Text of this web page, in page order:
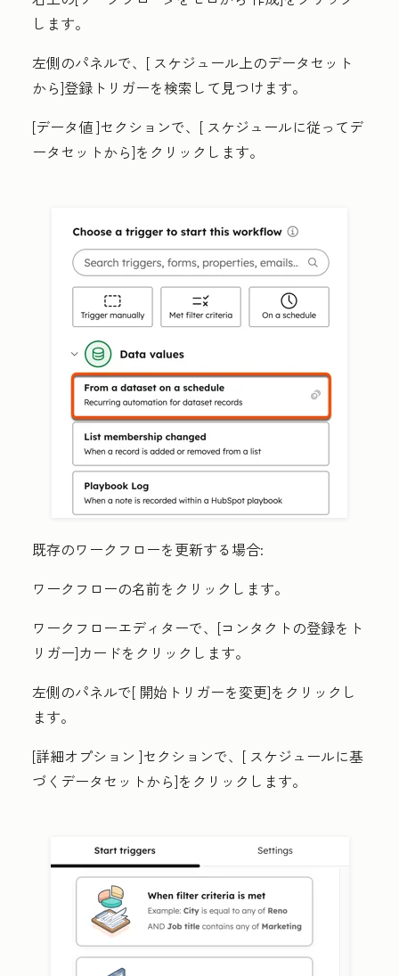
します。
左側のパネルで、[ スケジュール上のデータセット
から]登録トリガーを検索して見つけます。
[データ値]セクションで、[ スケジュールに従ってデ
ータセットから]をクリックします。
既存のワークフローを更新する場合:
ワークフローの名前をクリックします。
ワークフローエディターで、[コンタクトの登録をト
リガー]カードをクリックします。
左側のパネルで[ 開始トリガーを変更]をクリックし
ます。
[詳細オプション ]セクションで、[ スケジュールに基
づくデータセットから]をクリックします。